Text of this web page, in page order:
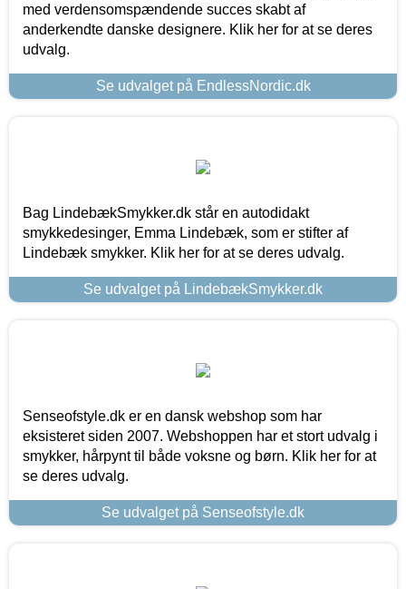
med verdensomspændende succes skabt af
anderkendte danske designere. Klik her for at se deres
udvalg.
Se udvalget på EndlessNordic.dk
Bag LindebækSmykker.dk står en autodidakt
smykkedesinger, Emma Lindebæk, som er stifter af
Lindebæk smykker. Klik her for at se deres udvalg.
Se udvalget på LindebækSmykker.dk
Senseofstyle.dk er en dansk webshop som har
eksisteret siden 2007. Webshoppen har et stort udvalg i
smykker, hårpynt til både voksne og børn. Klik her for at
se deres udvalg.
Se udvalget på Senseofstyle.dk